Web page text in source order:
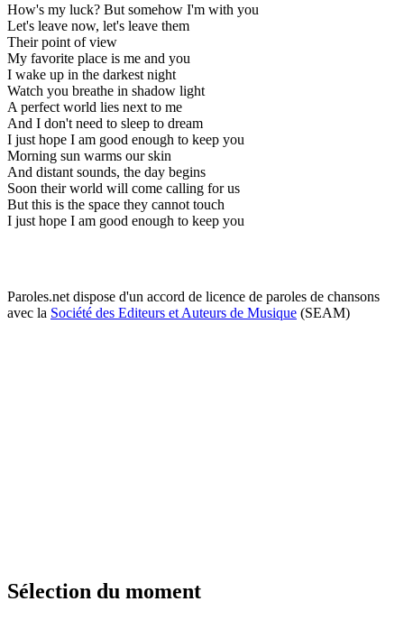
How's my luck? But somehow I'm with you
Let's leave now, let's leave them
Their point of view
My favorite place is me and you
I wake up in the darkest night
Watch you breathe in shadow light
A perfect world lies next to me
And I don't need to sleep to dream
I just hope I am good enough to keep you
Morning sun warms our skin
And distant sounds, the day begins
Soon their world will come calling for us
But this is the space they cannot touch
I just hope I am good enough to keep you
Paroles.net dispose d'un accord de licence de paroles de chansons
avec la Société des Editeurs et Auteurs de Musique (SEAM)
Sélection du moment